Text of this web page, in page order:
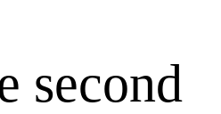
second